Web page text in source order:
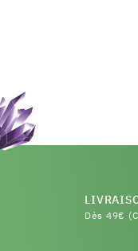
Dès 49€